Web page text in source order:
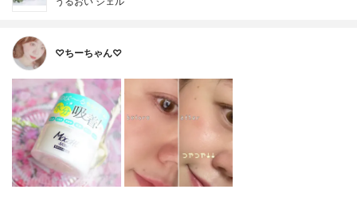
♡ちーちゃん♡